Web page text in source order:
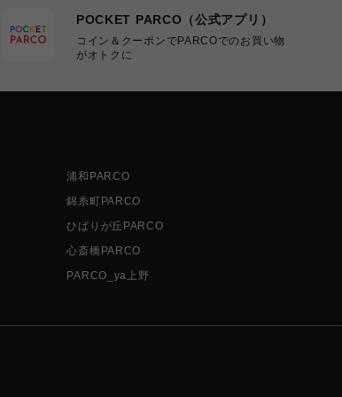
POCKET PARCO（公式アプリ）
コイン＆クーポンでPARCOでのお買い物
がオトクに
浦和PARCO
錦糸町PARCO
ひばりが丘PARCO
心斎橋PARCO
PARCO_ya上野